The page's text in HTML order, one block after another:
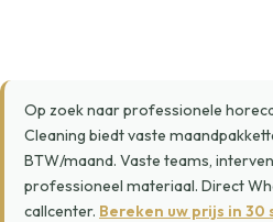
Op zoek naar professionele
Cleaning biedt vaste
BTW/maand. Vaste teams,
professioneel materiaal. Direct
callcenter. Bereken uw prijs in 30